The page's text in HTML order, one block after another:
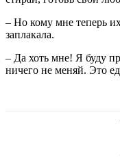
– Но кому мне теперь
заплакала.
– Да хоть мне! Я буду
ничего не меняй. Это